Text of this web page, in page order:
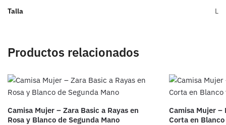
Talla L
Productos relacionados
Camisa Mujer – Zara Basic a Rayas en
Rosa y Blanco de Segunda Mano
Camisa Mujer –
Corta en Blanco